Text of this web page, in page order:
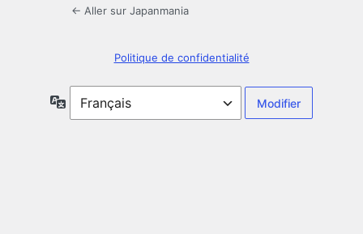
← Aller sur Japanmania
Politique de confidentialité
Langue